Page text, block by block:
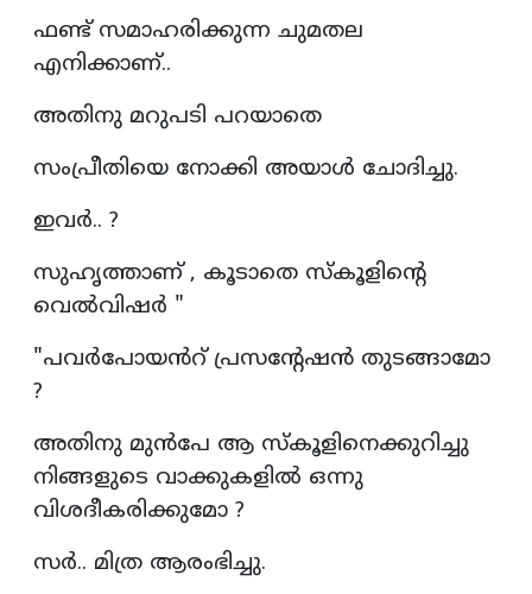
ഫണ്ട് സമാഹരിക്കുന്ന ചുമതല
എനിക്കാണ്..
അതിനു മറുപടി പറയാതെ
സംപ്രീതിയെ നോക്കി അയാൾ ചോദിച്ചു.
ഇവർ.. ?
സുഹൃത്താണ് , കൂടാതെ സ്കൂളിന്റെ
വെൽവിഷർ "
"പവർപോയൻറ് പ്രസന്റേഷൻ തുടങ്ങാമോ
?
അതിനു മുൻപേ ആ സ്കൂളിനെക്കുറിച്ചു
നിങ്ങളുടെ വാക്കുകളിൽ ഒന്നു
വിശദീകരിക്കുമോ ?
സർ.. മിത്ര ആരംഭിച്ചു.